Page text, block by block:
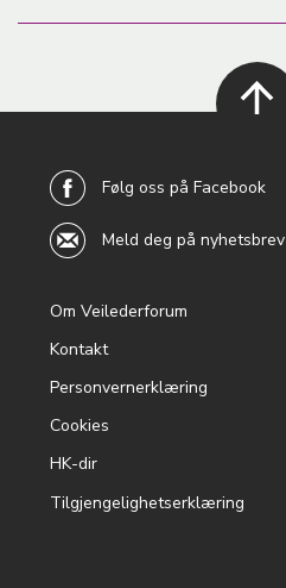
menu
Om Veilederforum
Kontakt
Personvernerklæring
Cookies
HK-dir
Tilgjengelighetserklæring
Følg oss på Facebook
Meld deg på nyhetsbrev